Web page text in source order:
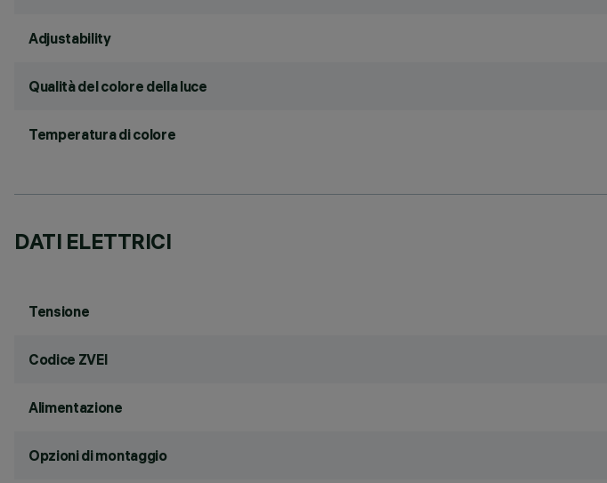
Adjustability
Qualità del colore della luce
Temperatura di colore
DATI ELETTRICI
Tensione
Codice ZVEI
Alimentazione
Opzioni di montaggio